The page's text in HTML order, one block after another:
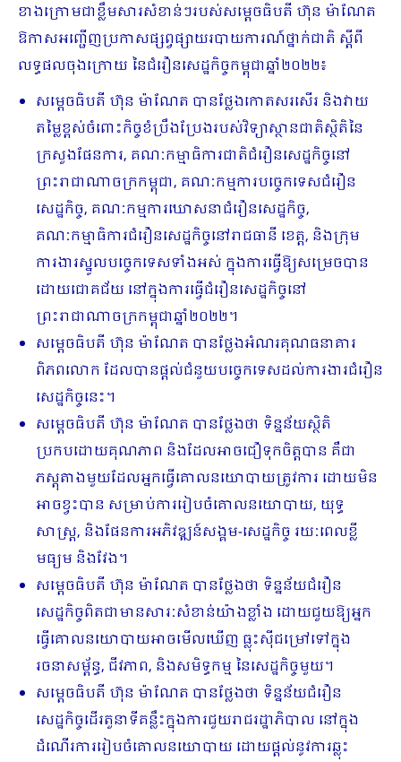
ខាងក្រោមជាខ្លឹមសារសំខាន់ៗរបស់សម្តេចធិបតី ហ៊ុន ម៉ាណែត
ឱកាសអញ្ជើញប្រកាសផ្សព្វផ្សាយរបាយការណ៍ថ្នាក់ជាតិ ស្តីពី
លទ្ធផលចុងក្រោយ នៃជំរឿនសេដ្ឋកិច្ចកម្ពុជាឆ្នាំ២០២២៖
សម្តេចធិបតី ហ៊ុន ម៉ាណែត បានថ្លែងកោតសរសើរ និងវាយ
តម្លៃខ្ពស់ចំពោះកិច្ចខំប្រឹងប្រែងរបស់វិទ្យាស្ថានជាតិ​ស្ថិតិនៃ
ក្រសួងផែនការ, គណៈកម្មាធិការជាតិជំរឿនសេដ្ឋកិច្ចនៅ
ព្រះរាជាណាចក្រកម្ពុជា, គណៈកម្មការបច្ចេកទេសជំរឿន
សេដ្ឋកិច្ច, គណៈកម្មការឃោសនាជំរឿនសេដ្ឋកិច្ច,
គណៈកម្មាធិការជំរឿនសេដ្ឋកិច្ចនៅរាជធានី ខេត្ត, និងក្រុម
ការងារស្នូលបច្ចេកទេសទាំងអស់ ក្នុងការធ្វើឱ្យសម្រេចបាន
ដោយជោគជ័យ នៅក្នុងការធ្វើជំរឿនសេដ្ឋកិច្ចនៅ
ព្រះរាជាណាចក្រកម្ពុជាឆ្នាំ២០២២។
សម្តេចធិបតី ហ៊ុន ម៉ាណែត បានថ្លែងអំណរគុណធនាគារ
ពិភពលោក ដែលបានផ្តល់ជំនួយបច្ចេកទេសដល់ការងារជំរឿន
សេដ្ឋកិច្ចនេះ។
សម្តេចធិបតី ហ៊ុន ម៉ាណែត បានថ្លែងថា ទិន្នន័យស្ថិតិ
ប្រកបដោយគុណភាព និងដែលអាចជឿទុកចិត្តបាន គឺជា
ភស្តុតាងមួយដែលអ្នកធ្វើគោលនយោបាយត្រូវការ ដោយ​មិន
អាចខ្វះបាន សម្រាប់ការរៀបចំគោលនយោបាយ, យុទ្ធ
សាស្ត្រ, និងផែនការអភិវឌ្ឍន៍សង្គម-សេដ្ឋកិច្ច រយៈពេលខ្លី
មធ្យម និងវែង។
សម្តេចធិបតី ហ៊ុន ម៉ាណែត បានថ្លែងថា ទិន្នន័យជំរឿន
សេដ្ឋកិច្ចពិតជាមានសារៈសំខាន់​យ៉ាងខ្លាំង ដោយជួយឱ្យអ្នក
ធ្វើគោលនយោបាយអាចមើលឃើញ ធ្លុះស៊ីជម្រៅទៅក្នុង
រចនាសម្ព័ន្ធ, ជីវភាព, និងសមិទ្ធកម្ម នៃសេដ្ឋកិច្ចមួយ។
សម្តេចធិបតី ហ៊ុន ម៉ាណែត បានថ្លែងថា ទិន្នន័យជំរឿន
សេដ្ឋកិច្ចដើរតួនាទីគន្លឹះក្នុងការ​ជួយ​រាជរដ្ឋាភិបាល នៅក្នុង
ដំណើរការរៀបចំគោលនយោបាយ ដោយផ្តល់នូវការឆ្លុះ​